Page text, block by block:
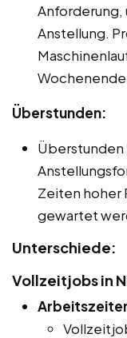
Anforderung,
Anstellung.
Überstunden:
Überstunden
Zeiten hoher
gewartet
Unterschiede:
Vollzeitjobs in